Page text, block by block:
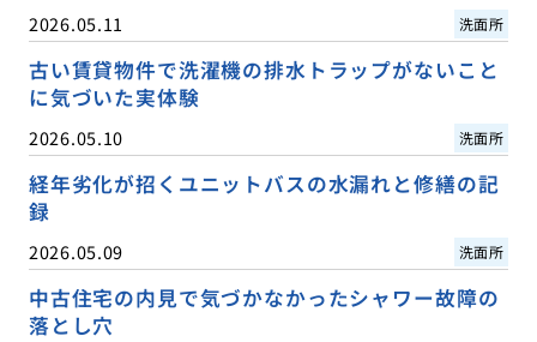
2026.05.11 洗面所
古い賃貸物件で洗濯機の排水トラップがないこと
に気づいた実体験
2026.05.10 洗面所
経年劣化が招くユニットバスの水漏れと修繕の記
録
2026.05.09 洗面所
中古住宅の内見で気づかなかったシャワー故障の
落とし穴